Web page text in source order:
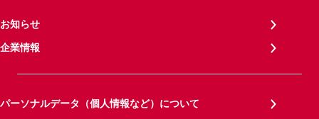
お知らせ
企業情報
パーソナルデータ（個人情報など）について